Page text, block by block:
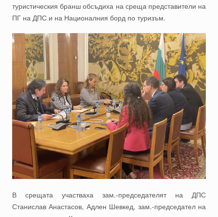
туристическия бранш обсъдиха на среща представители на
ПГ на ДПС и на Националния борд по туризъм.
В срещата участваха зам.-председателят на ДПС
Станислав Анастасов, Адлен Шевкед, зам.-председател на